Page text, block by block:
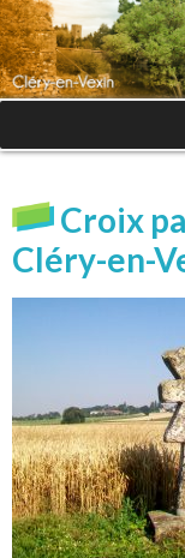
Croix
Cléry-en-